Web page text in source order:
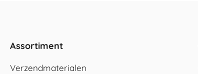
Assortiment
Verzendmaterialen